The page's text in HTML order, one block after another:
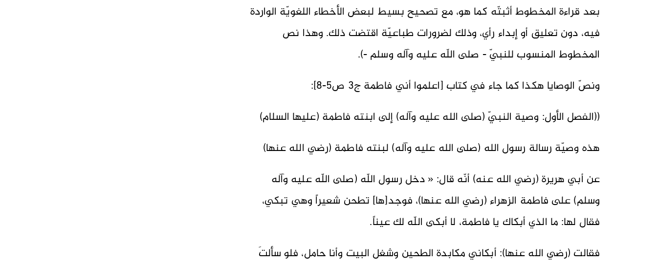
بعد قراءة المخطوط أثبتّه كما هو، مع تصحيح بسيط لبعض الأخطاء اللغويّة الواردة
فيه، دون تعليق أو إبداء رأي، وذلك لضرورات طباعيّة اقتضت ذلك. وهذا نص
المخطوط المنسوب للنبيّ - صلى اللّه عليه وآله وسلم -).
ونصّ الوصايا هكذا كما جاء في كتاب [اعلموا أني فاطمة ج3 ص5-8]:
((الفصل الأول: وصية النبيّ (صلى الله عليه وآله) إلى ابنته فاطمة (عليها السلام)
هذه وصيّة رسالة رسول الله (صلى الله عليه وآله) لبنته فاطمة (رضي الله عنها)
عن أبي هريرة (رضي الله عنه) أنّه قال: « دخل رسول اللّه (صلى اللّه عليه وآله
وسلم) على فاطمة الزهراء (رضي الله عنها)، فوجد[ها] تطحن شعيراً وهي تبكي،
فقال لها: ما الذي أبكاك يا فاطمة، لا أبكى اللّه لك عيناً.
فقالت (رضي الله عنها): أبكاني مكابدة الطحين وشغل البيت وأنا حامل، فلو سألتَ